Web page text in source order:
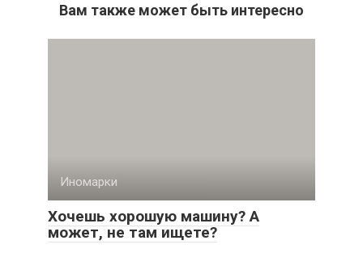
Вам также может быть интересно
Иномарки
Хочешь хорошую машину? А
может, не там ищете?